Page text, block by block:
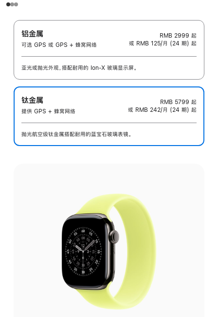
铝金属
可选 GPS 或 GPS + 蜂窝网络
RMB 2999 起
或 RMB 125/月 (24 期) 起
亚光或抛光外观，搭配耐用的 Ion-X 玻璃显示屏。
钛金属
提供 GPS + 蜂窝网络
RMB 5799 起
或 RMB 242/月 (24 期) 起
抛光航空级钛金属搭配耐用的蓝宝石玻璃表镜。